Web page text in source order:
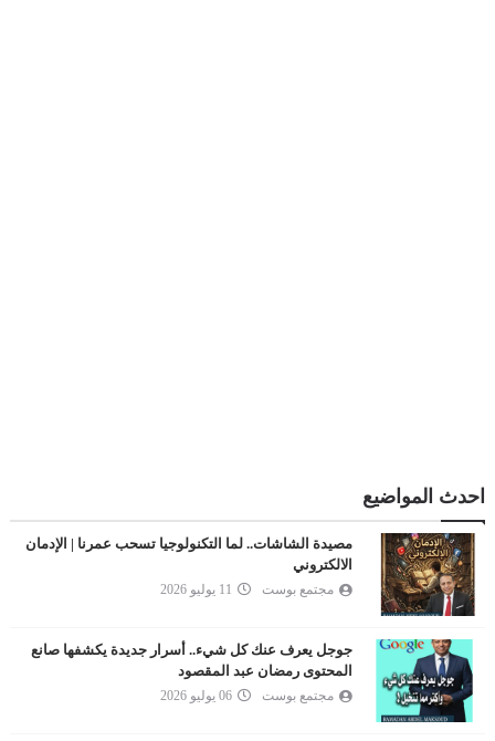
احدث المواضيع
مصيدة الشاشات.. لما التكنولوجيا تسحب عمرنا | الإدمان
الالكتروني
مجتمع بوست 11 يوليو 2026
جوجل يعرف عنك كل شيء.. أسرار جديدة يكشفها صانع
المحتوى رمضان عبد المقصود
مجتمع بوست 06 يوليو 2026